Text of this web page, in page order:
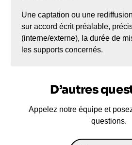
Une captation ou une
sur accord écrit préalable,
(interne/externe), la durée de
les supports concernés.
D’autres
Appelez notre équipe et
questions.